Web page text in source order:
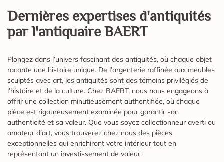
Dernières expertises d'antiquités
par l'antiquaire BAERT
Plongez dans l’univers fascinant des antiquités, où chaque objet
raconte une histoire unique. De l’argenterie raffinée aux meubles
sculptés avec art, les antiquités sont des témoins privilégiés de
l’histoire et de la culture. Chez BAERT, nous nous engageons à
offrir une collection minutieusement authentifiée, où chaque
pièce est rigoureusement examinée pour garantir son
authenticité et sa valeur. Que vous soyez collectionneur averti ou
amateur d’art, vous trouverez chez nous des pièces
exceptionnelles qui enrichiront votre intérieur tout en
représentant un investissement de valeur.